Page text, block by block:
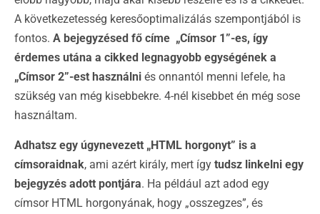
A következetesség keresőoptimalizálás szempontjából is
fontos. A bejegyzésed fő címe „Címsor 1”-es, így
érdemes utána a cikked legnagyobb egységének a
„Címsor 2”-est használni és onnantól menni lefele, ha
szükség van még kisebbekre. 4-nél kisebbet én még sose
használtam.
Adhatsz egy úgynevezett „HTML horgonyt” is a
címsoraidnak, ami azért király, mert így tudsz linkelni egy
bejegyzés adott pontjára. Ha például azt adod egy
címsor HTML horgonyának, hogy „osszegzes”, és